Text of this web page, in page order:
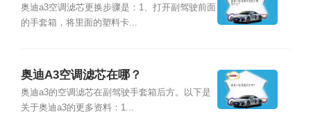
奥迪a3空调滤芯更换步骤是：1、打开副驾驶前面
的手套箱，将里面的塑料卡...
奥迪A3空调滤芯在哪？
奥迪a3的空调滤芯在副驾驶手套箱后方。以下是
关于奥迪a3的更多资料：1...